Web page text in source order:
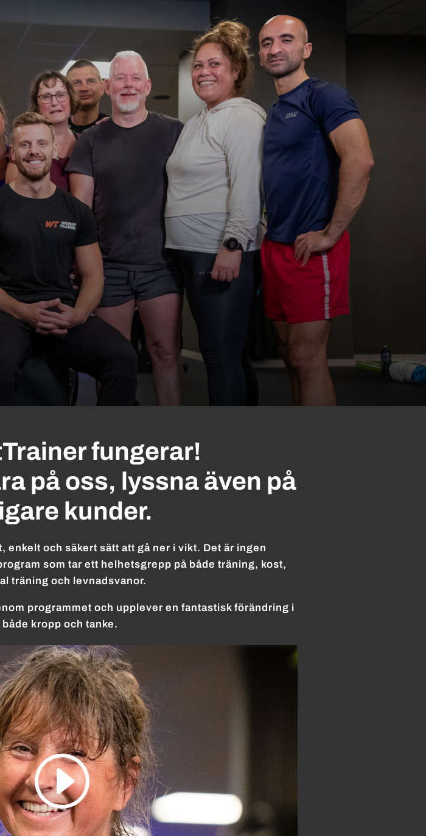
fungerar!
på oss, lyssna även på
kunder.
enkelt och säkert sätt att gå ner i vikt. Det är ingen
som tar ett helhetsgrepp på både träning, kost,
träning och levnadsvanor.
programmet och upplever en fantastisk förändring i
både kropp och tanke.